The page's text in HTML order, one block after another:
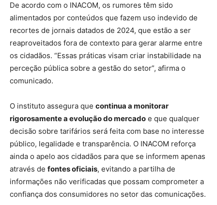
De acordo com o INACOM, os rumores têm sido
alimentados por conteúdos que fazem uso indevido de
recortes de jornais datados de 2024, que estão a ser
reaproveitados fora de contexto para gerar alarme entre
os cidadãos. “Essas práticas visam criar instabilidade na
perceção pública sobre a gestão do setor”, afirma o
comunicado.
O instituto assegura que continua a monitorar
rigorosamente a evolução do mercado e que qualquer
decisão sobre tarifários será feita com base no interesse
público, legalidade e transparência. O INACOM reforça
ainda o apelo aos cidadãos para que se informem apenas
através de fontes oficiais, evitando a partilha de
informações não verificadas que possam comprometer a
confiança dos consumidores no setor das comunicações.